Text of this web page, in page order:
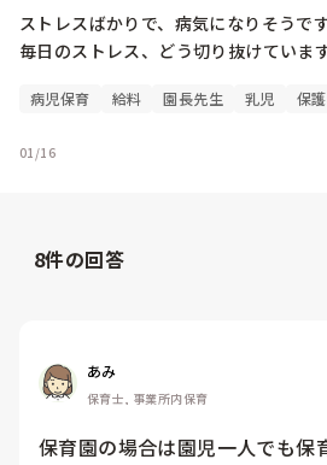
ストレスばかりで、病気になりそうで
毎日のストレス、どう切り抜けていま
病児保育 給料 園長先生 乳児 保
01/16
8件の回答
あみ
保育士, 事業所内保育
保育園の場合は園児一人でも保